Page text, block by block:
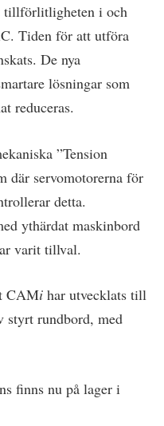
tillförlitligheten i och
Tiden för att utföra
De nya
lösningar som
reduceras.
”Tension
där servomotorerna för
detta.
ythärdat maskinbord
varit tillval.
CAMi har utvecklats till
styrt rundbord, med
finns nu på lager i